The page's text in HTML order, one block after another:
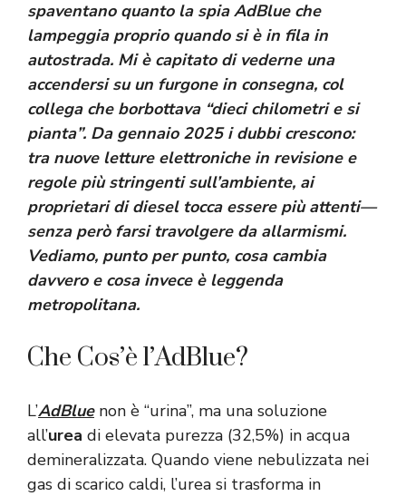
spaventano quanto la spia AdBlue che
lampeggia proprio quando si è in fila in
autostrada. Mi è capitato di vederne una
accendersi su un furgone in consegna, col
collega che borbottava “dieci chilometri e si
pianta”. Da gennaio 2025 i dubbi crescono:
tra nuove letture elettroniche in revisione e
regole più stringenti sull’ambiente, ai
proprietari di diesel tocca essere più attenti—
senza però farsi travolgere da allarmismi.
Vediamo, punto per punto, cosa cambia
davvero e cosa invece è leggenda
metropolitana.
Che Cos’è l’AdBlue?
L’AdBluenon è “urina”, ma una soluzione
all’urea di elevata purezza (32,5%) in acqua
demineralizzata. Quando viene nebulizzata nei
gas di scarico caldi, l’urea si trasforma in